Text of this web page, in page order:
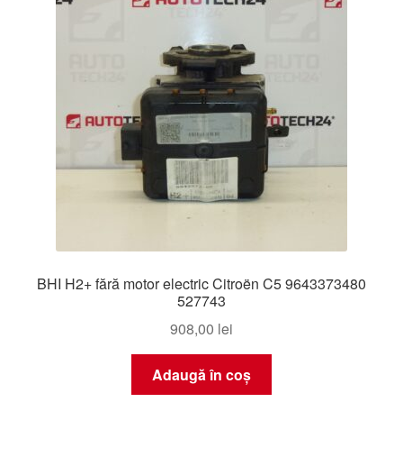
BHI H2+ fără motor electric Citroën C5 9643373480
527743
908,00 lei
Adaugă în coș